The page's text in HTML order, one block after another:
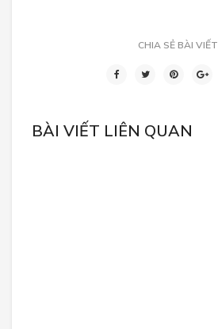
CHIA SẺ BÀI VIẾT
BÀI VIẾT LIÊN QUAN